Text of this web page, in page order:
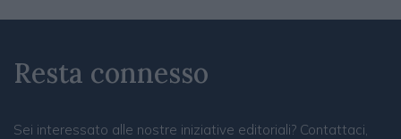
Resta connesso
Sei interessato alle nostre iniziative editoriali? Contattaci,